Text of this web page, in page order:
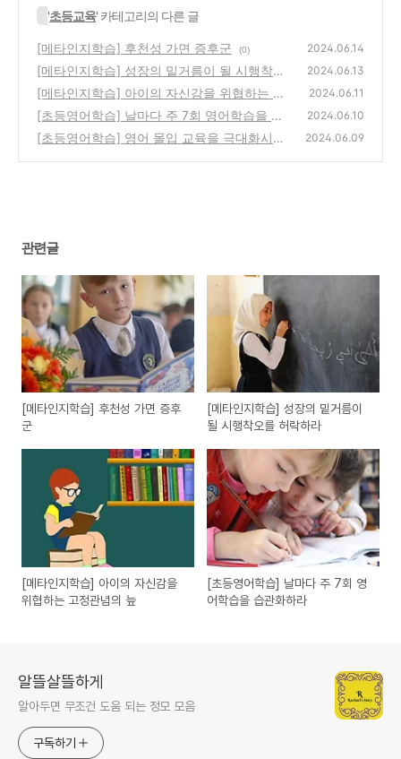
'초등교육' 카테고리의 다른 글
[메타인지학습] 후천성 가면 증후군 (0) 2024.06.14
[메타인지학습] 성장의 밑거름이 될 시행착오
를 허락하라
(0)
2024.06.13
[메타인지학습] 아이의 자신감을 위협하는 고
정관념의 늪
(0)
2024.06.11
[초등영어학습] 날마다 주 7회 영어학습을 습
관화하라
(0)
2024.06.10
[초등영어학습] 영어 몰입 교육을 극대화시키
2024.06.09
관련글
[메타인지학습] 후천성 가면 증후
군
[메타인지학습] 성장의 밑거름이
될 시행착오를 허락하라
[메타인지학습] 아이의 자신감을
위협하는 고정관념의 늪
[초등영어학습] 날마다 주 7회 영
어학습을 습관화하라
알뜰살뜰하게
알아두면 무조건 도움 되는 정모 모음
구독하기